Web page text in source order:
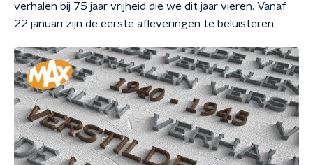
verhalen bij 75 jaar vrijheid die we dit jaar vieren. Vanaf
22 januari zijn de eerste afleveringen te beluisteren.